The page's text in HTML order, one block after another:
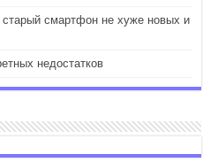
смартфон не хуже новых и
недостатков